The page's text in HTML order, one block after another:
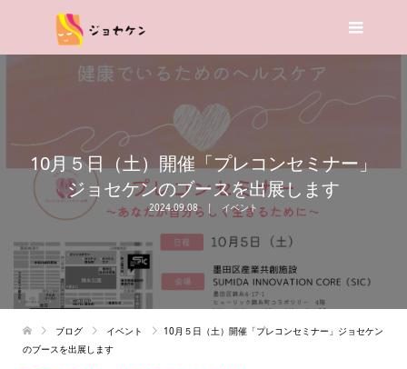
10月５日（土）開催「プレコンセミナー」
ジョセケンのブースを出展します
2024.09.08 イベント
ブログ イベント
10月５日（土）開催「プレコンセミナー」ジョセケン
のブースを出展します